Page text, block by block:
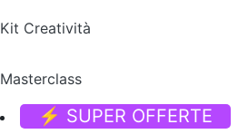
Kit Creatività
Masterclass
⚡ SUPER OFFERTE